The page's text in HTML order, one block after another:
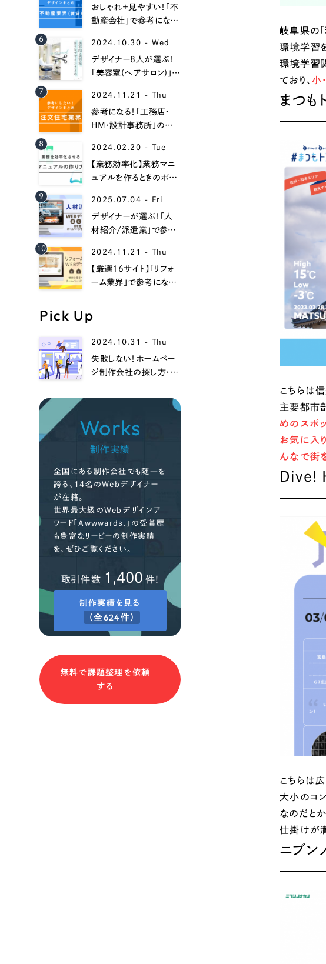
Contact Us
初めてのサイト制作で何をすればいいかお困りのお客様も歓迎。
現状の課題抽出やサイトの目的の整理、サイトコンセプトの策定から
せください。もちろん、Web集客の戦略設計を具現化するサイト構成、
イン、機能面までご提案します。
058-215-0066
資料請求する
おしゃれ＋見やすい！「不
動産会社」で参考になる
35選！
6 2024.10.30 - Wed
デザイナー8人が選ぶ！
「美容室(ヘアサロン)」の
作成事例集！
7 2024.11.21 - Thu
参考になる！「工務店・
HM・設計事務所」のホ
選！
8 2024.02.20 - Tue
【業務効率化】業務マニ
ュアルを作るときのポイ
アルを作るときのメリット
9 2025.07.04 - Fri
デザイナーが選ぶ！「人
材紹介/派遣業」で参考
13選！
10 2024.11.21 - Thu
【厳選16サイト】「リフォ
ーム業界」で参考になる
Pick Up
2024.10.31 - Thu
失敗しない！ホームペー
ジ制作会社の探し方・選
解説！
Works
制作実績
全国にある制作会社でも随一を
誇る、14名のWebデザイナー
が在籍。
世界最大級のWebデザインア
ワード「Awwwards.」の受賞歴
も豊富なリーピーの制作実績
を、ぜひご覧ください。
取引件数 1,400 件!
制作実績を見る
（全624件）
無料で課題整理を依頼
する
岐阜県の
環境学習
環境学習
ており、小
まつも
こちらは信
主要都市
めのスポ
お気に入
んなで街
Dive!
こちらは
大小のコ
なのだと
仕掛けが
ニブン